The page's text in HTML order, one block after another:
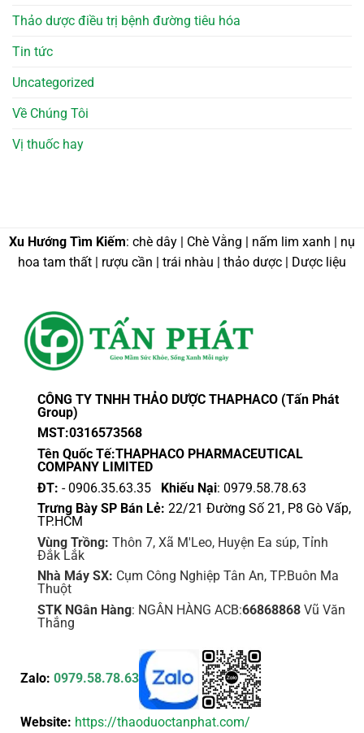
Thảo dược điều trị bệnh đường tiêu hóa
Tin tức
Uncategorized
Về Chúng Tôi
Vị thuốc hay
Xu Hướng Tìm Kiếm: chè dây | Chè Vằng | nấm lim xanh | nụ
hoa tam thất | rượu cần | trái nhàu | thảo dược | Dược liệu
CÔNG TY TNHH THẢO DƯỢC THAPHACO (Tấn Phát
Group)
MST:0316573568
Tên Quốc Tế:THAPHACO PHARMACEUTICAL
COMPANY LIMITED
ĐT: - 0906.35.63.35 Khiếu Nại: 0979.58.78.63
Trưng Bày SP Bán Lẻ: 22/21 Đường Số 21, P8 Gò Vấp,
TP.HCM
Vùng Trồng: Thôn 7, Xã M'Leo, Huyện Ea súp, Tỉnh
Đắk Lắk
Nhà Máy SX: Cụm Công Nghiệp Tân An, TP.Buôn Ma
Thuột
STK NGân Hàng: NGÂN HÀNG ACB:66868868Vũ Văn
Thắng
Zalo: 0979.58.78.63
Website: https://thaoduoctanphat.com/